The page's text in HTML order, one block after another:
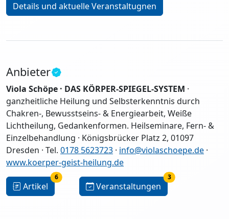
Details und aktuelle Veranstaltugnen
Anbieter
Viola Schöpe · DAS KÖRPER-SPIEGEL-SYSTEM ·
ganzheitliche Heilung und Selbsterkenntnis durch
Chakren-, Bewusstseins- & Energiearbeit, Weiße
Lichtheilung, Gedankenformen. Heilseminare, Fern- &
Einzelbehandlung · Königsbrücker Platz 2, 01097
Dresden · Tel. 0178 5623723 · info@violaschoepe.de ·
www.koerper-geist-heilung.de
Artikel
6
Veranstaltungen
3